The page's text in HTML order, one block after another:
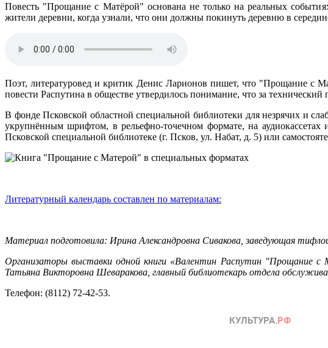
Повесть "Прощание с Матёрой" основана не только на реальных
жители деревни, когда узнали, что они должны покинуть деревню в
Поэт, литературовед и критик Денис Ларионов пишет, что "Прощание с
повести Распутина в обществе утвердилось понимание, что за
В фонде Псковской областной специальной библиотеки для незрячих и
укрупнённым шрифтом, в рельефно-точечном формате, на
Псковской специальной библиотеке (г. Псков, ул. Набат, д. 5) или
Литературный календарь составлен по материалам:
Материал подготовила: Ирина Александровна Сивакова, заведующая
Организаторы выставки одной книги «Валентин Распутин "Прощание
Татьяна Викторовна Шеваракова, главный библиотекарь отдела
Телефон: (8112) 72-42-53.